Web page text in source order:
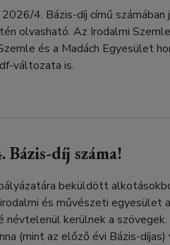
4. Bázis-díj című számában
olvasható. Az Irodalmi
és a Madách Egyesület
változata is.
díj száma!
beküldött
és művészeti egyesület
kerülnek a
(mint az előző évi Bázis-